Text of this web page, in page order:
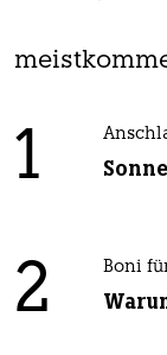
1
2 Boni